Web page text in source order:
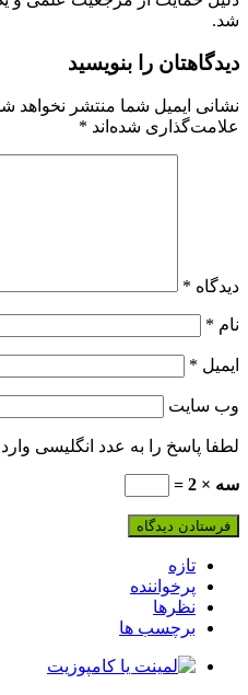
شد.
دیدگاهتان را بنویسید
نشانی ایمیل شما منتشر نخواهد
علامت‌گذاری شده‌اند *
دیدگاه *
نام *
ایمیل *
وب‌ سایت
لطفا پاسخ را به عدد انگلیسی وارد
سه × 2 =
تازه
پرخواننده
نظرها
برچسب ها